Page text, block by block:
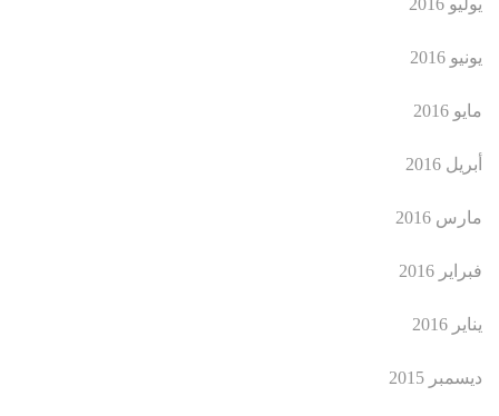
يوليو 2016
يونيو 2016
مايو 2016
أبريل 2016
مارس 2016
فبراير 2016
يناير 2016
ديسمبر 2015